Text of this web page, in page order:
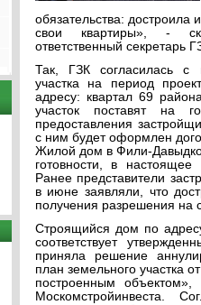
обязательства:
свои квартиры», -
ответственный секретарь
Так, ГЗК согласилась с
участка на период
адресу: квартал 69
участок поставят на
предоставления
с ним будет оформлен
Жилой дом в Фили-
готовности, в
Ранее представители
в июне заявляли, что
получения разрешения на
Строящийся дом по
соответствует
приняла решение
план земельного участка
построенным
Москомстройинвеста.